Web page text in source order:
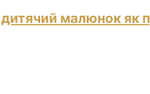
малюнок як